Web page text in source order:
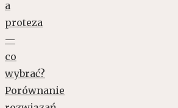
a
proteza
—
co
wybrać?
Porównanie